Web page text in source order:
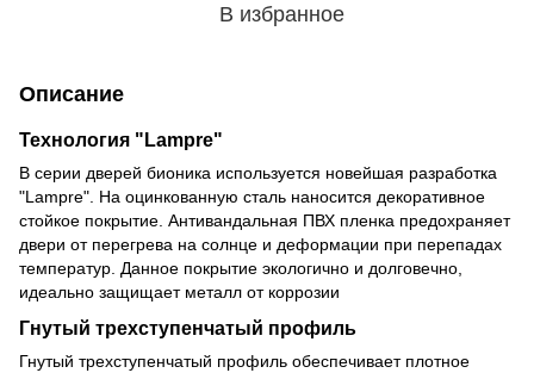
В избранное
Описание
Технология "Lampre"
В серии дверей бионика используется новейшая разработка
"Lampre". На оцинкованную сталь наносится декоративное
стойкое покрытие. Антивандальная ПВХ пленка предохраняет
двери от перегрева на солнце и деформации при перепадах
температур. Данное покрытие экологично и долговечно,
идеально защищает металл от коррозии
Гнутый трехступенчатый профиль
Гнутый трехступенчатый профиль обеспечивает плотное